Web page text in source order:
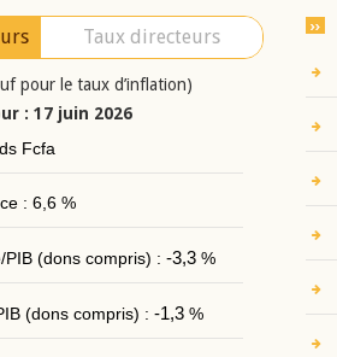
Taux directeurs
pour le taux d’inflation)
: 17 juin 2026
Fcfa
: 6,6 %
(dons compris) : -3,3%
(dons compris) : -1,3%